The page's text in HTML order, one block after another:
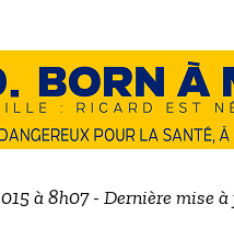
à 8h07 - Dernière mise